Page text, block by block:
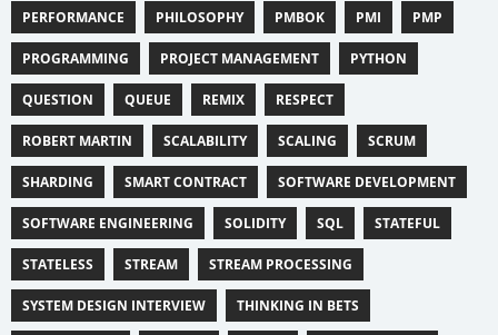
PERFORMANCE PHILOSOPHY PMBOK PMI PMP
PROGRAMMING PROJECT MANAGEMENT PYTHON
QUESTION QUEUE REMIX RESPECT
ROBERT MARTIN SCALABILITY SCALING SCRUM
SHARDING SMART CONTRACT SOFTWARE DEVELOPMENT
SOFTWARE ENGINEERING SOLIDITY SQL STATEFUL
STATELESS STREAM STREAM PROCESSING
SYSTEM DESIGN INTERVIEW THINKING IN BETS